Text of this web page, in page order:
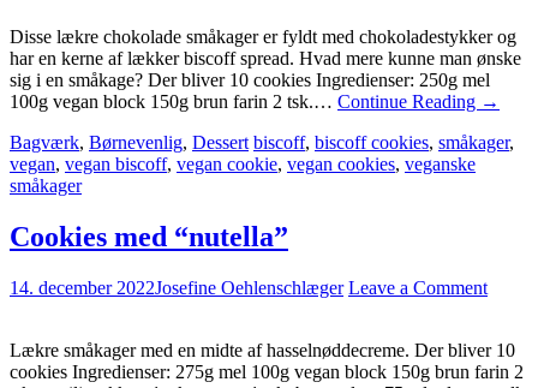
Disse lækre chokolade småkager er fyldt med chokoladestykker og
har en kerne af lækker biscoff spread. Hvad mere kunne man ønske
sig i en småkage? Der bliver 10 cookies Ingredienser: 250g mel
100g vegan block 150g brun farin 2 tsk.… Continue Reading →
Bagværk, Børnevenlig, Dessert biscoff, biscoff cookies, småkager,
vegan, vegan biscoff, vegan cookie, vegan cookies, veganske
småkager
Cookies med “nutella”
14. december 2022Josefine Oehlenschlæger Leave a Comment
Lækre småkager med en midte af hasselnøddecreme. Der bliver 10
cookies Ingredienser: 275g mel 100g vegan block 150g brun farin 2